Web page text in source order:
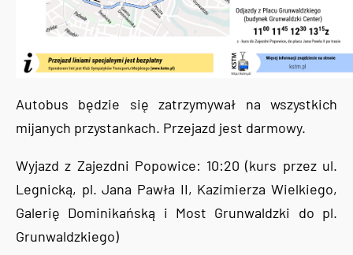
Autobus będzie się zatrzymywał na wszystkich
mijanych przystankach. Przejazd jest darmowy.
Wyjazd z Zajezdni Popowice: 10:20 (kurs przez ul.
Legnicką, pl. Jana Pawła II, Kazimierza Wielkiego,
Galerię Dominikańską i Most Grunwaldzki do pl.
Grunwaldzkiego)